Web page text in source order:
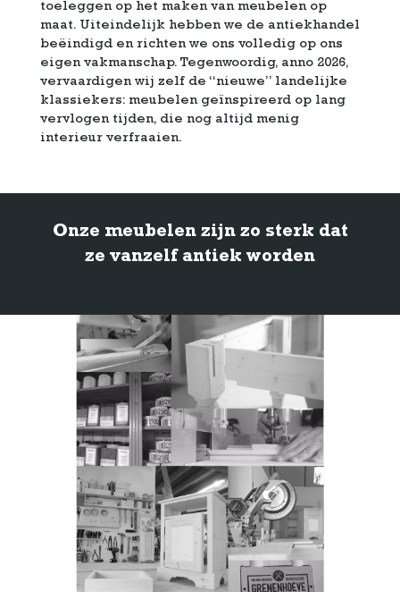
toeleggen op het maken van meubelen op
maat. Uiteindelijk hebben we de antiekhandel
beëindigd en richten we ons volledig op ons
eigen vakmanschap. Tegenwoordig, anno 2026,
vervaardigen wij zelf de “nieuwe” landelijke
klassiekers: meubelen geïnspireerd op lang
vervlogen tijden, die nog altijd menig
interieur verfraaien.
Onze meubelen zijn zo sterk dat
ze vanzelf antiek worden